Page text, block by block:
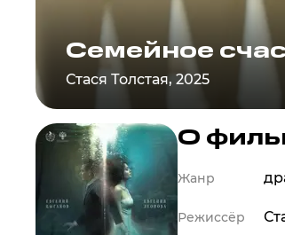
Семейное
Стася Толстая, 2025
О
Жанр
Режиссёр